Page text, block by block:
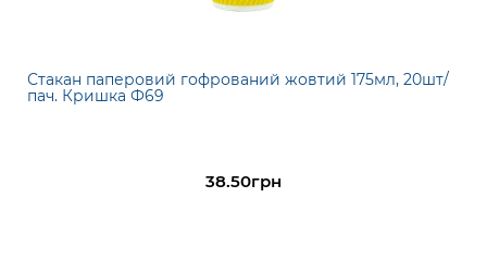
Стакан паперовий гофрований жовтий 175мл, 20шт/
пач. Кришка Ф69
38.50грн